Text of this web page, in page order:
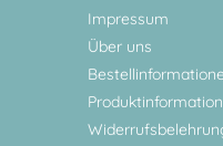
Impressum
Über uns